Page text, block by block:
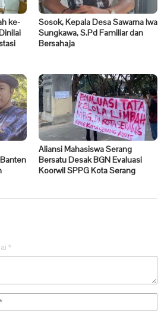
ke-
Sosok, Kepala Desa Sawarna Iwa
Sungkawa, S.Pd Familiar dan
Bersahaja
Aliansi Mahasiswa Serang
Bersatu Desak BGN Evaluasi
Koorwil SPPG Kota Serang
*